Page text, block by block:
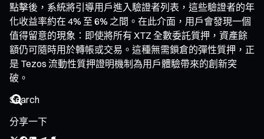
點擊後，系統將引導用戶進入驗證者列表，這些驗證者的年
化收益率約在 4% 至 6% 之間。在此介面，用戶會發現一個
值得留意的現象：即使將所有 XTZ 全數委託質押，資產餘
額仍可隨時用於轉帳或交易。這種無需鎖倉的彈性質押，正
是 Tezos 流動性質押證明機制為用戶體驗帶來的創新突
破。
分享一下